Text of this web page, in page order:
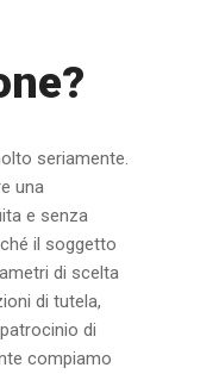
seriamente.
una
e senza
il soggetto
di scelta
di tutela,
di
compiamo